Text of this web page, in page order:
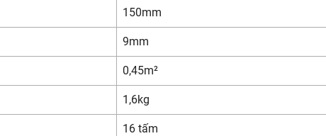
150mm
9mm
0,45m²
1,6kg
16 tấm